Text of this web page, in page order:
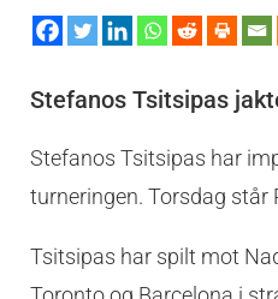
Stefanos Tsitsipas
Stefanos Tsitsipas har
turneringen. Torsdag står
Tsitsipas har spilt mot